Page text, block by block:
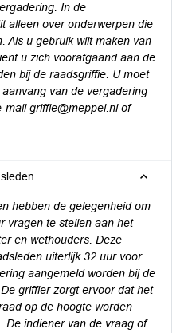
In de
alleen over onderwerpen die
Als u gebruik wilt maken van
u zich voorafgaand aan de
bij de raadsgriffie. U moet
van de vergadering
mail griffie@meppel.nl of
hebben de gelegenheid om
vragen te stellen aan het
en wethouders. Deze
uiterlijk 32 uur voor
aangemeld worden bij de
griffier zorgt ervoor dat het
op de hoogte worden
De indiener van de vraag of